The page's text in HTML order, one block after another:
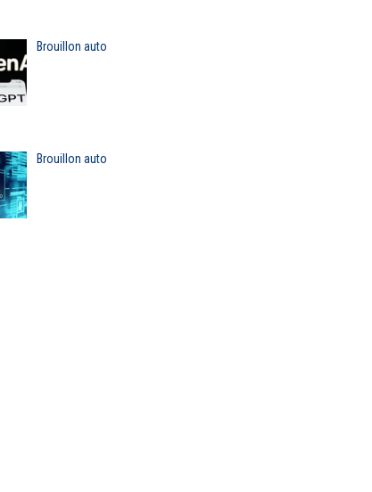
Brouillon auto
Brouillon auto